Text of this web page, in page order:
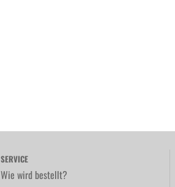
SERVICE
Wie wird bestellt?